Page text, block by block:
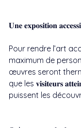
𝐔𝐧𝐞 𝐞𝐱𝐩𝐨𝐬𝐢𝐭𝐢𝐨𝐧
Pour rendre l’art
maximum de
œuvres seront
que les 𝐯𝐢𝐬𝐢𝐭𝐞𝐮𝐫𝐬
puissent les